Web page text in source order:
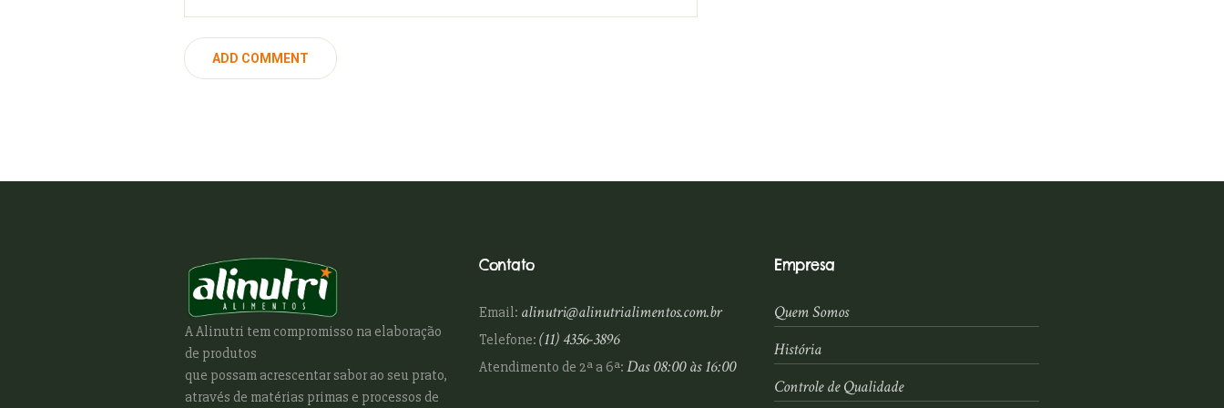
A Alinutri tem compromisso na elaboração
de produtos
que possam acrescentar sabor ao seu prato,
através de matérias primas e processos de
Contato
Email: alinutri@alinutrialimentos.com.br
Telefone:(11) 4356-3896
Atendimento de 2ª a 6ª:Das 08:00 às 16:00
Empresa
Quem Somos
História
Controle de Qualidade